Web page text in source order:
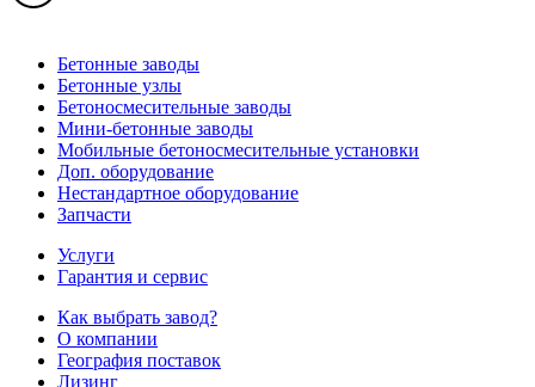
Бетонные заводы
Бетонные узлы
Бетоносмесительные заводы
Мини-бетонные заводы
Мобильные бетоносмесительные установки
Доп. оборудование
Нестандартное оборудование
Запчасти
Услуги
Гарантия и сервис
Как выбрать завод?
О компании
География поставок
Лизинг